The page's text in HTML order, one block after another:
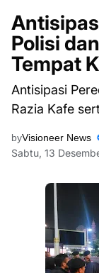
Polisi
Tempat
Antisipasi
Razia Kafe
byVisioneer News
Sabtu, 13